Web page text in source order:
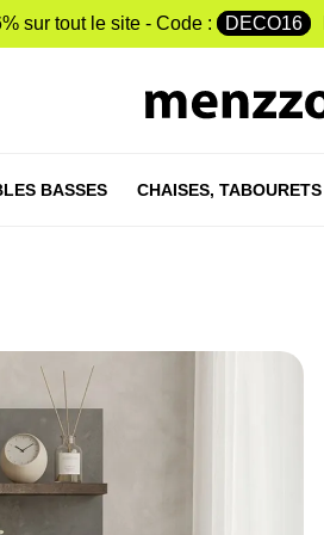
sur tout le site - Code : DECO16
BASSES CHAISES, TABOURETS